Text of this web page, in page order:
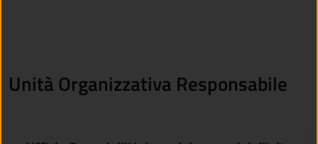
Unità Organizzativa Responsabile